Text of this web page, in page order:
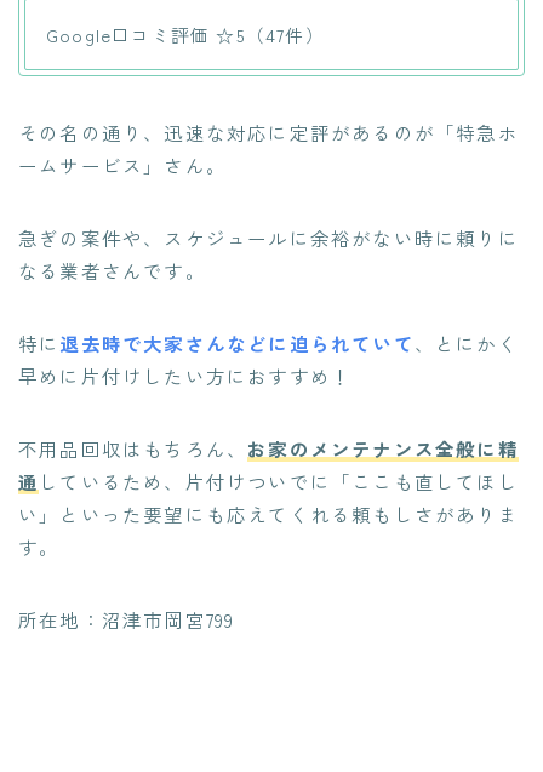
Google口コミ評価 ☆5（47件）
その名の通り、迅速な対応に定評があるのが「特急ホ
ームサービス」さん。
急ぎの案件や、スケジュールに余裕がない時に頼りに
なる業者さんです。
特に 退去時で大家さんなどに迫られていて、とにかく
早めに片付けしたい方におすすめ！
不用品回収はもちろん、 お家のメンテナンス全般に精
通 しているため、片付けついでに「ここも直してほし
い」といった要望にも応えてくれる頼もしさがありま
す。
所在地：沼津市岡宮799